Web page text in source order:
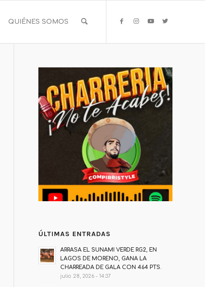
QUIÉNES SOMOS
ÚLTIMAS ENTRADAS
ARRASA EL SUNAMI VERDE RG2, EN
LAGOS DE MORENO, GANA LA
CHARREADA DE GALA CON 464 PTS.
julio 28, 2026 - 14:37